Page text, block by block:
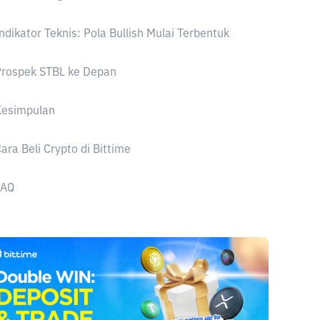
Teknis: Pola Bullish Mulai Terbentuk
STBL ke Depan
Beli Crypto di Bittime